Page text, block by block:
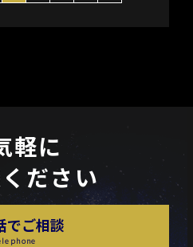
軽に
ださい
でご相談